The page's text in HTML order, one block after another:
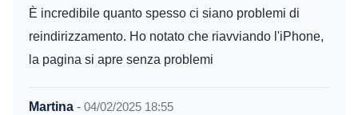
È incredibile quanto spesso ci siano problemi di
reindirizzamento. Ho notato che riavviando l'iPhone,
la pagina si apre senza problemi
Martina - 04/02/2025 18:55